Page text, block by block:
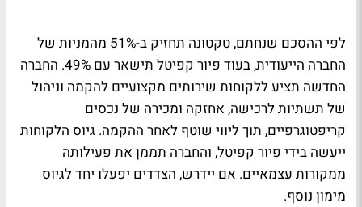
לפי ההסכם שנחתם, טקטונה תחזיק ב-51% מהמניות של
החברה הייעודית, בעוד פיור קפיטל תישאר עם 49%. החברה
החדשה תציע ללקוחות שירותים מקצועיים להקמה וניהול
של תשתיות לרכישה, אחזקה ומכירה של נכסים
קריפטוגרפיים, תוך ליווי שוטף לאחר ההקמה. גיוס הלקוחות
ייעשה בידי פיור קפיטל, והחברה תממן את פעילותה
ממקורות עצמאיים. אם יידרש, הצדדים יפעלו יחד לגיוס
מימון נוסף.